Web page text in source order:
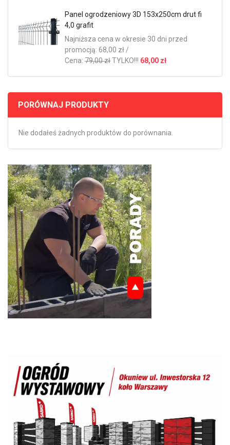
Panel ogrodzeniowy 3D 153x250cm drut fi
4,0 grafit
Najniższa cena w okresie 30 dni przed
promocją: 68,00 zł /
Cena: 79,00 złTYLKO!!! 68,00 zł
PORÓWNAJ PRODUKTY
Nie dodałeś żadnych produktów do porównania.